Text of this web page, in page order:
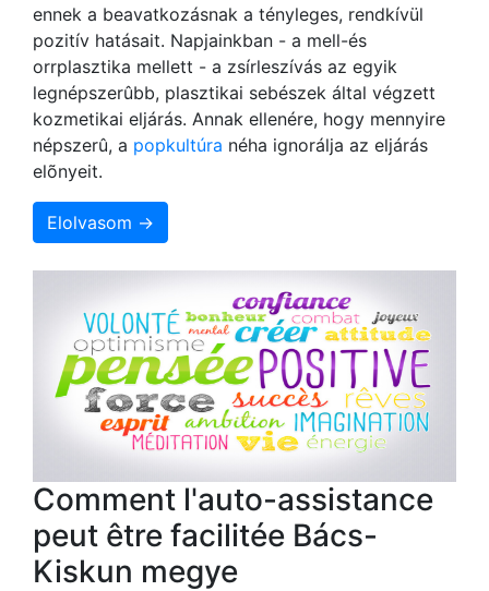
ennek a beavatkozásnak a tényleges, rendkívül
pozitív hatásait. Napjainkban - a mell-és
orrplasztika mellett - a zsírleszívás az egyik
legnépszerûbb, plasztikai sebészek által végzett
kozmetikai eljárás. Annak ellenére, hogy mennyire
népszerû, a popkultúra néha ignorálja az eljárás
elõnyeit.
Elolvasom →
Comment l'auto-assistance
peut être facilitée Bács-
Kiskun megye